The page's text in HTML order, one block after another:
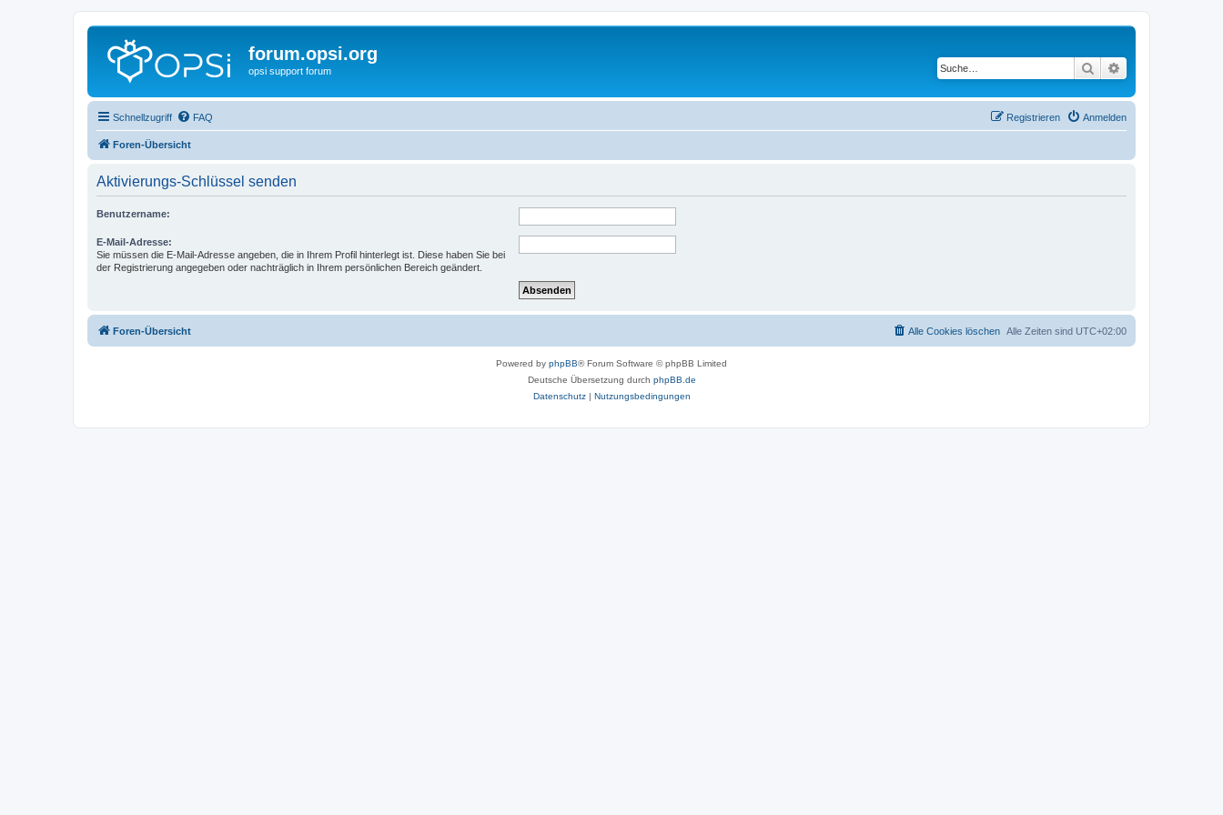
forum.opsi.org
opsi support forum Suche
Schnellzugriff FAQ Anmelden
Registrieren
Foren-Übersicht
Aktivierungs-Schlüssel senden
Benutzername:
E-Mail-Adresse:
Sie müssen die E-Mail-Adresse angeben, die in Ihrem Profil hinterlegt ist. Diese haben Sie bei
der Registrierung angegeben oder nachträglich in Ihrem persönlichen Bereich geändert.
Foren-Übersicht Alle Zeiten sind UTC+02:00
Alle Cookies löschen
Powered by phpBB® Forum Software © phpBB Limited
Deutsche Übersetzung durch phpBB.de
Datenschutz| Nutzungsbedingungen